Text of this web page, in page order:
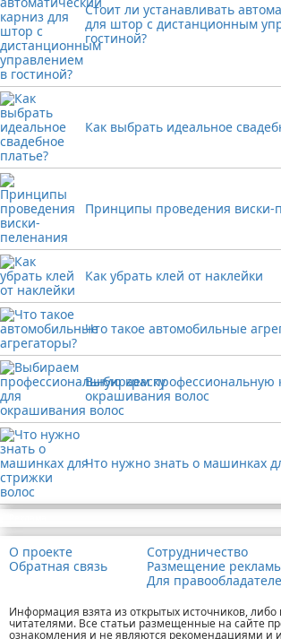
Стоит ли устанавливать
для штор с дистанционным
гостиной?
Как выбрать идеальное
Принципы проведения виски-
Как убрать клей от наклейки
Что такое автомобильные
Выбираем профессиональную
окрашивания волос
Что нужно знать о машинках
О проекте
Обратная связь
Сотрудничество
Размещение
Для
Информация взята из открытых источников,
читателями. Все статьи размещенные на сайте
ознакомления и не являются рекомендациями и